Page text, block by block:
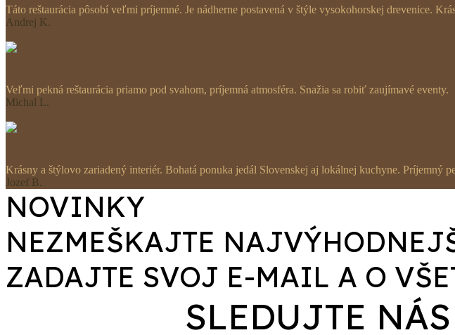
Táto reštaurácia pôsobí veľmi príjemné. Je nádherne postavená v štýle vysokohorskej drevenice.
Andrej K.
Veľmi pekná reštaurácia priamo pod svahom, príjemná atmosféra. Snažia sa robiť zaujímavé eventy.
Michal L.
Krásny a štýlovo zariadený interiér. Bohatá ponuka jedál Slovenskej aj lokálnej kuchyne. Príjemný
Jozef B.
NOVINKY
NEZMEŠKAJTE
ZADAJTE SVOJ E-MAIL A O
SLEDUJTE